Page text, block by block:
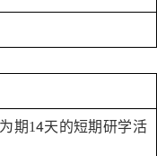
期14天的短期研学活